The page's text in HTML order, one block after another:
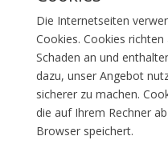
Die Internetseiten
Cookies. Cookies
Schaden an und
dazu, unser Angebot
sicherer zu machen.
die auf Ihrem Rechner
Browser speichert.